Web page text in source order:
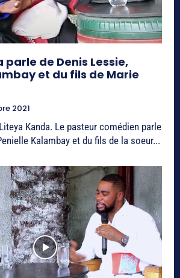
parle de Denis Lessie,
et du fils de Marie
2021
Kanda. Le pasteur comédien parle
Kalambay et du fils de la soeur...